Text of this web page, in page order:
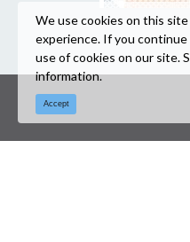
We use cookies on this
experience. If you
use of cookies on our site.
information.
Accept